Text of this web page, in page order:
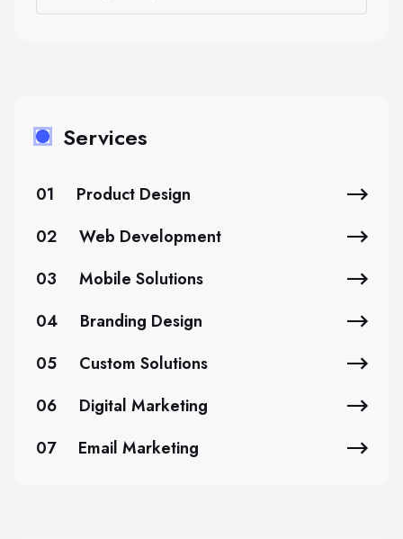
Services
01
Product Design
02
Web Development
03
Mobile Solutions
04
Branding Design
05
Custom Solutions
06
Digital Marketing
07
Email Marketing